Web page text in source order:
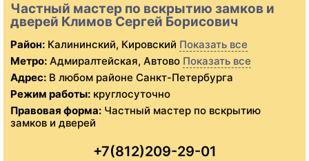
Частный мастер по вскрытию замков и
дверей Климов Сергей Борисович
Район: Калининский, Кировский Показать все
Метро: Адмиралтейская, Автово Показать все
Адрес: В любом районе Санкт-Петербурга
Режим работы: круглосуточно
Правовая форма: Частный мастер по вскрытию
замков и дверей
+7(812)209-29-01